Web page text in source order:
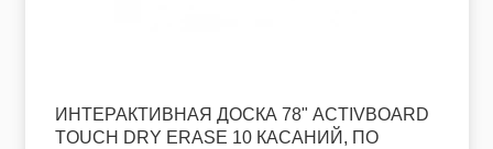
ИНТЕРАКТИВНАЯ ДОСКА 78" ACTIVBOARD
TOUCH DRY ERASE 10 КАСАНИЙ, ПО